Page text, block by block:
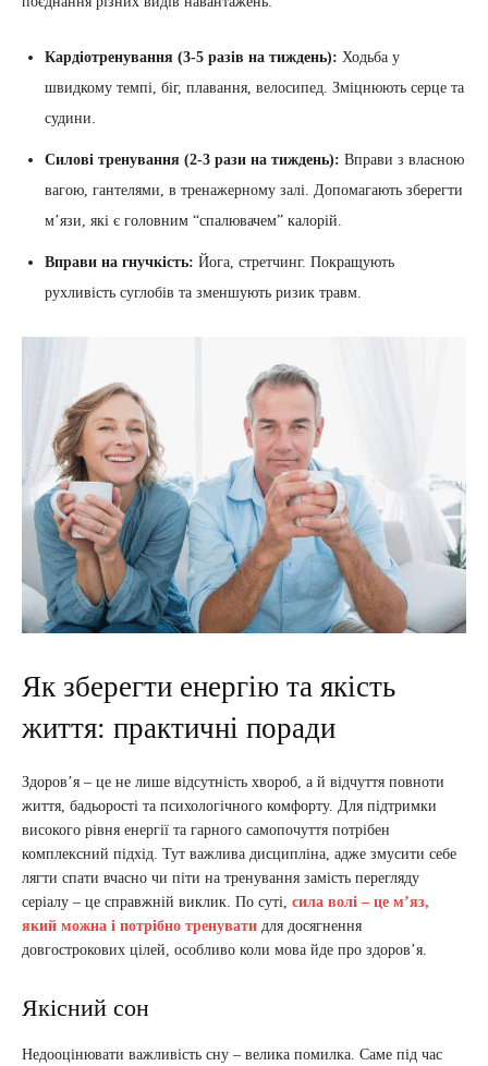
Кардіотренування (3-5 разів на тиждень): Ходьба у
швидкому темпі, біг, плавання, велосипед. Зміцнюють серце та
судини.
Силові тренування (2-3 рази на тиждень): Вправи з власною
вагою, гантелями, в тренажерному залі. Допомагають зберегти
м’язи, які є головним “спалювачем” калорій.
Вправи на гнучкість: Йога, стретчинг. Покращують
рухливість суглобів та зменшують ризик травм.
Як зберегти енергію та якість
життя: практичні поради
Здоров’я – це не лише відсутність хвороб, а й відчуття повноти
життя, бадьорості та психологічного комфорту. Для підтримки
високого рівня енергії та гарного самопочуття потрібен
комплексний підхід. Тут важлива дисципліна, адже змусити себе
лягти спати вчасно чи піти на тренування замість перегляду
серіалу – це справжній виклик. По суті, сила волі – це м’яз,
який можна і потрібно тренувати для досягнення
довгострокових цілей, особливо коли мова йде про здоров’я.
Якісний сон
Недооцінювати важливість сну – велика помилка. Саме під час